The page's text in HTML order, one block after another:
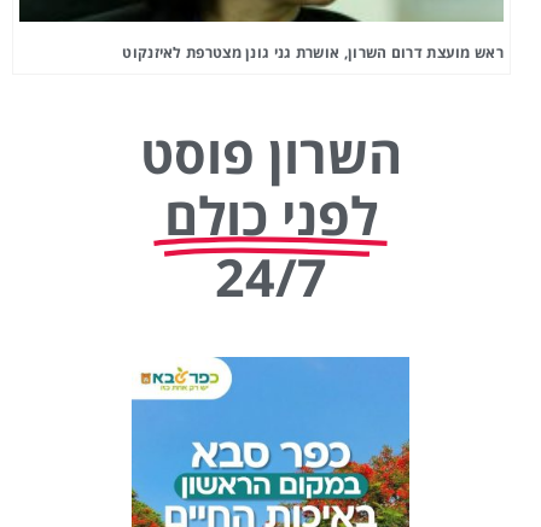
ראש מועצת דרום השרון, אושרת גני גונן מצטרפת לאיזנקוט
השרון פוסט
לפני כולם
24/7